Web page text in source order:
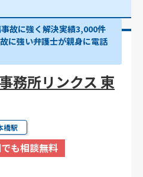
事故に強く解決実績3,000件
に強い弁護士が親身に電話
務所リンクス 東
橋駅
も相談無料